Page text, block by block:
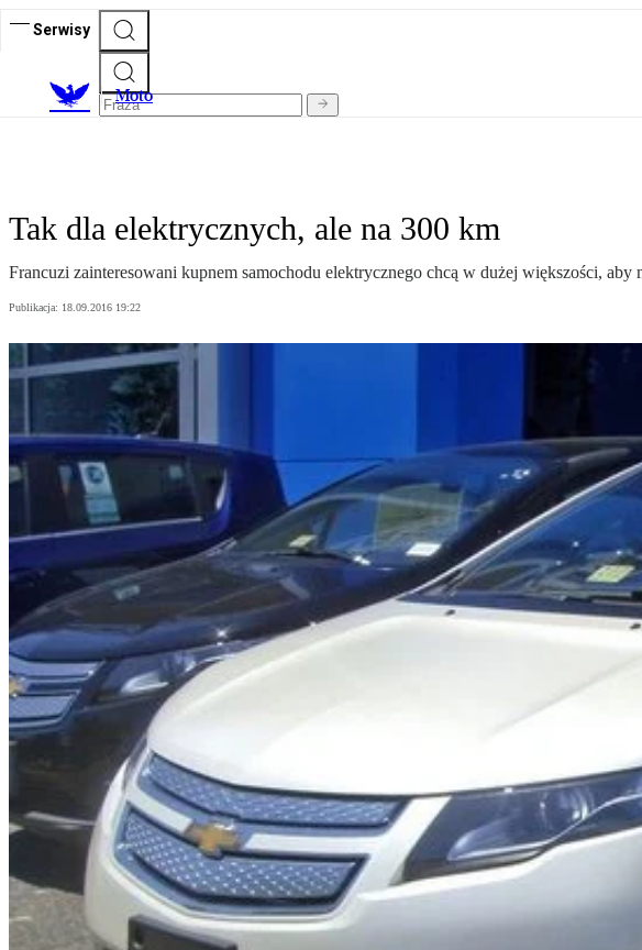
Serwisy
Moto
Tak dla elektrycznych, ale na 300 km
Francuzi zainteresowani kupnem samochodu elektrycznego chcą w dużej większości,
Publikacja: 18.09.2016 19:22